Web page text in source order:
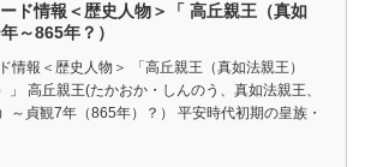
ド情報＜歴史人物＞「 高丘親王（真如
～865年？）
情報＜歴史人物＞ 「高丘親王（真如法親王）
」 高丘親王(たかおか・しんのう、真如法親王、
～貞観7年（865年）？） 平安時代初期の皇族・